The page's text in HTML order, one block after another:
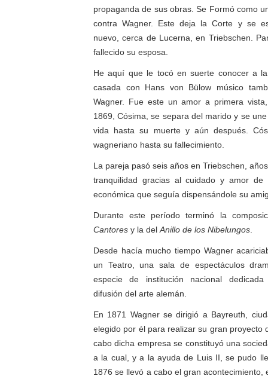
propaganda de sus obras. Se Formó como
contra Wagner. Este deja la Corte y se
nuevo, cerca de Lucerna, en Triebschen.
fallecido su esposa.
He aquí que le tocó en suerte conocer a
casada con Hans von Bülow músico
Wagner. Fue este un amor a primera
1869, Cósima, se separa del marido y se
vida hasta su muerte y aún después.
wagneriano hasta su fallecimiento.
La pareja pasó seis años en Triebschen,
tranquilidad gracias al cuidado y amor
económica que seguía dispensándole su
Durante este período terminó la
Cantores y la del Anillo de los Nibelungos
Desde hacía mucho tiempo Wagner
un Teatro, una sala de espectáculos
especie de institución nacional
difusión del arte alemán.
En 1871 Wagner se dirigió a Bayreuth,
elegido por él para realizar su gran proyecto
cabo dicha empresa se constituyó una
a la cual, y a la ayuda de Luis II, se pudo
1876 se llevó a cabo el gran acontecimiento,